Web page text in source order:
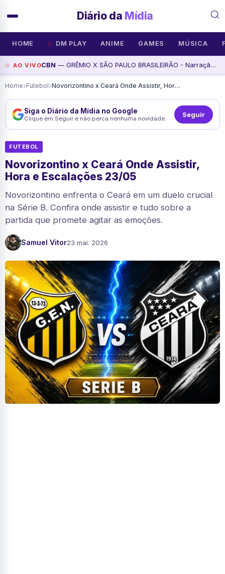
Diário da Mídia
HOME DM PLAY ANIME GAMES MÚSICA
AO VIVOCBN — GRÊMIO X SÃO PAULO BRASILEIRÃO - Narração: Oscar Ulisses - Futebol Globo CBN, assista agora
Home›Futebol› Novorizontino x Ceará Onde Assistir, Hora e Escalações 23/05
Siga o Diário da Mídia no Google
Clique em Seguir e não perca nenhuma novidade. Seguir
FUTEBOL
Novorizontino x Ceará Onde Assistir,
Hora e Escalações 23/05
Novorizontino enfrenta o Ceará em um duelo crucial
na Série B. Confira onde assistir e tudo sobre a
partida que promete agitar as emoções.
Samuel Vitor23 mai. 2026